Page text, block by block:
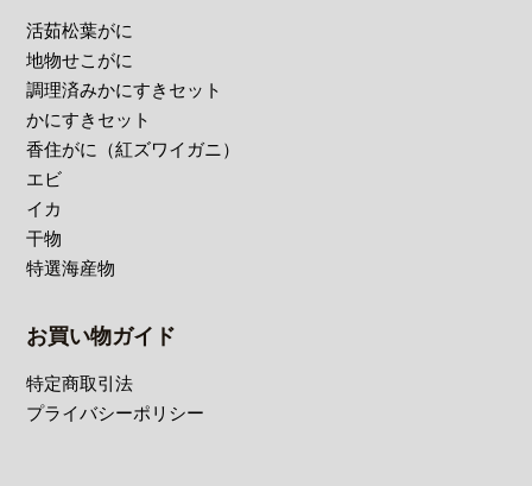
活茹松葉がに
地物せこがに
調理済みかにすきセット
かにすきセット
香住がに（紅ズワイガニ）
エビ
イカ
干物
特選海産物
お買い物ガイド
特定商取引法
プライバシーポリシー